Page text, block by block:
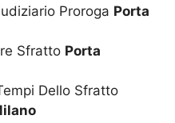
Proroga Porta
Sfratto Porta
Dello Sfratto